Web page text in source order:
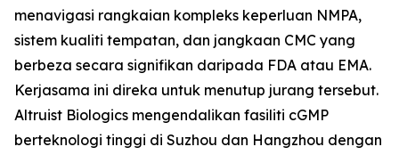
menavigasi rangkaian kompleks keperluan NMPA,
sistem kualiti tempatan, dan jangkaan CMC yang
berbeza secara signifikan daripada FDA atau EMA.
Kerjasama ini direka untuk menutup jurang tersebut.
Altruist Biologics mengendalikan fasiliti cGMP
berteknologi tinggi di Suzhou dan Hangzhou dengan